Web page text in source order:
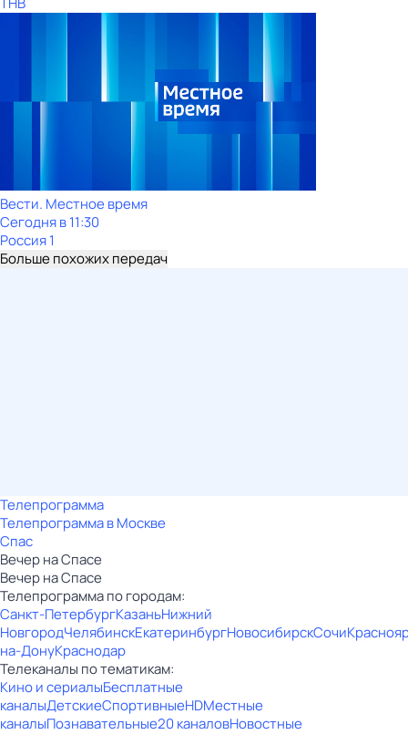
Вести. Местное время
Сегодня в 11:30
Россия 1
Больше похожих передач
Телепрограмма
Телепрограмма в Москве
Спас
Вечер на Спасе
Вечер на Спасе
Телепрограмма по городам:
Санкт-ПетербургКазаньНижний
НовгородЧелябинскЕкатеринбургНовосибирскСочи
на-ДонуКраснодар
Телеканалы по тематикам:
Кино и сериалыБесплатные
каналыДетскиеСпортивныеHDМестные
каналыПознавательные20 каналовНовостные